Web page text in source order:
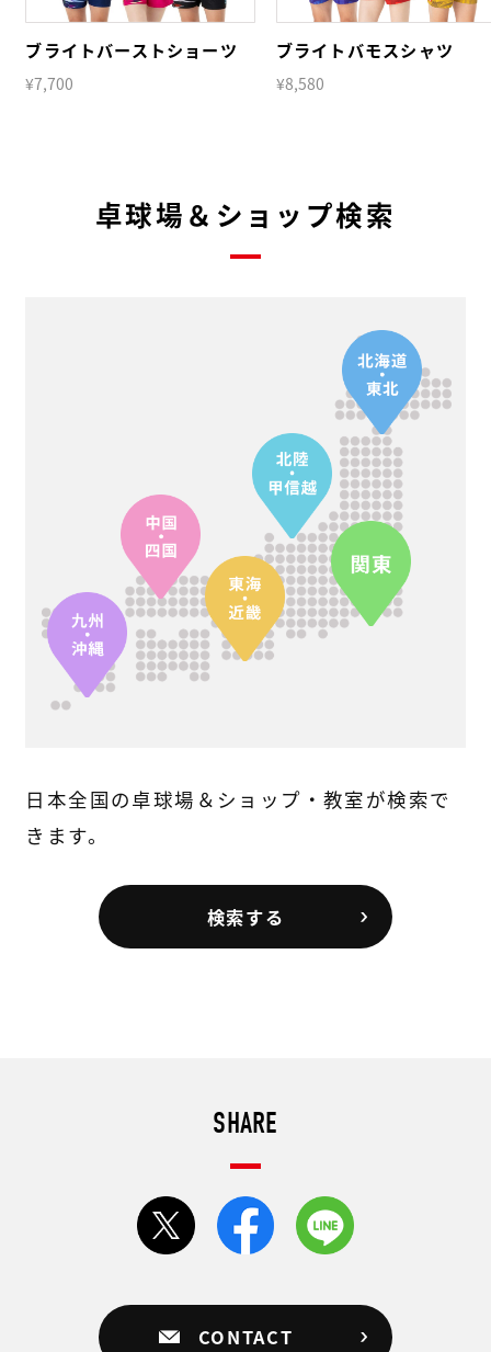
ブライトバーストショーツ
¥7,700
ブライトバモスシャツ
¥8,580
卓球場＆ショップ検索
日本全国の卓球場＆ショップ・教室が検索で
きます。
検索する
SHARE
CONTACT